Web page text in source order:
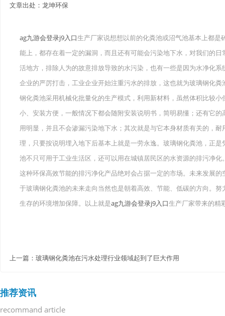
关于重庆玻璃钢化粪池的这些基础知识你都记住了吗？
在安装绵阳玻璃钢化粪池时可能遇到这些难题
使用成都玻璃钢化粪池的七大好处你都记住了吗？
文章出处：龙坤环保
ag九游会登录j9入口生产厂家说想想以前的化粪池或沼气池基本上都
能上，都存在着一定的漏洞，而且还有可能会污染地下水，对我们的
活地方，排除人为的故意排放导致的水污染，也有一些是因为水净化
企业的严厉打击，工业企业开始注重污水的排放，这也就为玻璃钢化
钢化粪池采用机械化批量化的生产模式，利用新材料，虽然体积比较
小、安装方便，一般情况下都会随附安装说明书，简明易懂；还有它
用明显，并且不会渗漏污染地下水；其次就是与它本身材质有关的，
理，只要按说明埋入地下后基本上就是一劳永逸。玻璃钢化粪池，正
池不只可用于工业生活区，还可以用在城镇居民区的水资源的排污净
这种环保高效节能的排污净化产品绝对会占据一定的市场。未来发展
于玻璃钢化粪池的未来走向当然也是朝着高效、节能、低碳的方向。
生存的环境增加保障。以上就是ag九游会登录j9入口生产厂家带来的精
上一篇： 玻璃钢化粪池在污水处理行业领域起到了巨大作用
推荐资讯
recommand article